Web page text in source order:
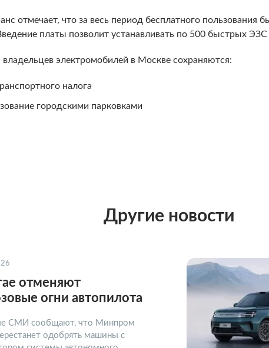
отмечает, что за весь период бесплатного пользования
платы позволит устанавливать по 500 быстрых
электромобилей в Москве сохраняются:
налога
городскими парковками
Другие новости
отменяют
огни автопилота
СМИ сообщают, что Минпром
одобрять машины с